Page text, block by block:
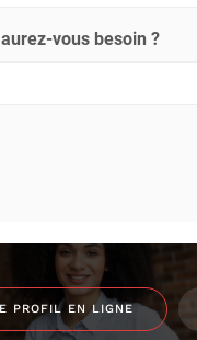
vous besoin ?
PROFIL EN LIGNE